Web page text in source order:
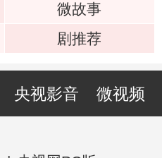
微故事
剧推荐
央视影音 微视频